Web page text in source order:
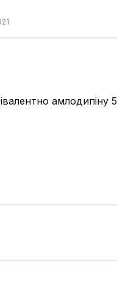
амлодипіну